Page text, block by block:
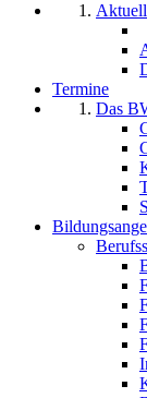
Termine
Das